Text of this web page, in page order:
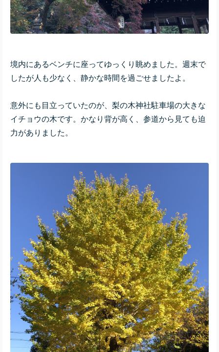
境内にあるベンチに座ってゆっくり眺めました。週末で
したが人も少なく、静かな時間を過ごせましたよ。
意外にも目立っていたのが、梨の木神社駐車場の大きな
イチョウの木です。かなり背が高く、参道から見ても迫
力がありました。